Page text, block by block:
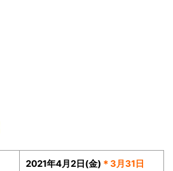
2021年4月2日(金) ＊3月31日